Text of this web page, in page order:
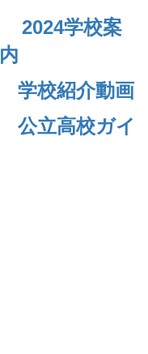
2024学校案
内
学校紹介動画
公立高校ガイ